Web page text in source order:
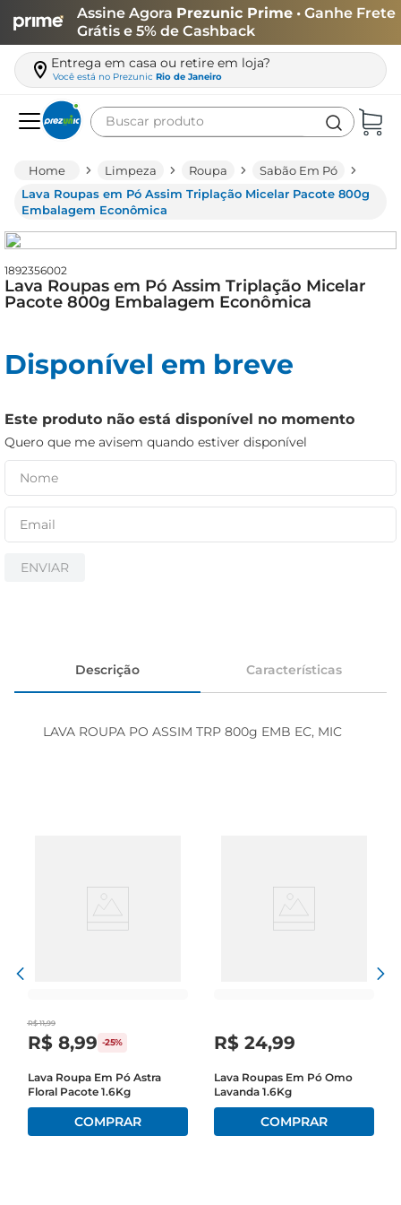
Assine Agora Prezunic Prime • Ganhe Frete
Grátis e 5% de Cashback
Entrega em casa ou retire em loja?
Você está no Prezunic Rio de Janeiro
Buscar produto
Limpeza Roupa
Sabão Em Pó
Lava Roupas em Pó Assim Triplação Micelar Pacote 800g
Embalagem Econômica
1892356002
Lava Roupas em Pó Assim Triplação Micelar
Pacote 800g Embalagem Econômica
Disponível em breve
Este produto não está disponível no momento
Quero que me avisem quando estiver disponível
ENVIAR
Descrição Características
LAVA ROUPA PO ASSIM TRP 800g EMB EC, MIC
R$ 11,99
R$ 8,99 -25%
Lava Roupa Em Pó Astra
Floral Pacote 1.6Kg
R$ 24,99
Lava Roupas Em Pó Omo
Lavanda 1.6Kg
leite
café
queijo
arroz
biscoito
papel higiênico